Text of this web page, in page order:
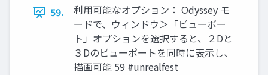
59.
利用可能なオプション： Odyssey モ
ードで、ウィンドウ＞「ビューポー
ト」オプションを選択すると、２Dと
３Dのビューポートを同時に表示し、
描画可能 59 #unrealfest